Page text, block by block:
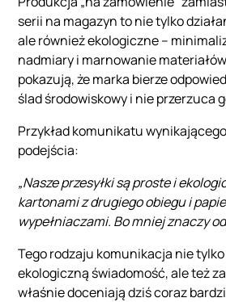
serii na magazyn to nie tylko
ale również ekologiczne –
nadmiary i marnowanie
pokazują, że marka bierze
ślad środowiskowy i nie przerzuca
Przykład komunikatu
podejścia:
„Nasze przesyłki są proste i
kartonami z drugiego obiegu i
wypełniaczami. Bo mniej znaczy
Tego rodzaju komunikacja nie
ekologiczną świadomość, ale też
właśnie doceniają dziś coraz